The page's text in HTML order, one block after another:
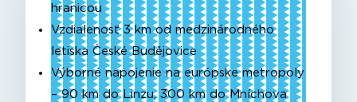
hranicou
Vzdialenosť 3 km od medzinárodného
letiska České Budějovice
Výborné napojenie na európske metropoly
– 90 km do Linzu, 300 km do Mníchova